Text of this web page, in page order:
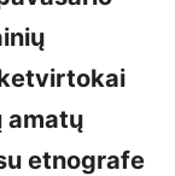
amatų
etnografe